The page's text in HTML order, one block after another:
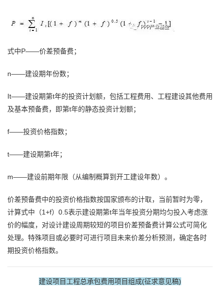
式中P——价差预备费；
n——建设期年份数；
It——建设期第t年的投资计划额，包括工程费用、工程建设其他费用
及基本预备费，即第t年的静态投资计划额；
f——投资价格指数；
t——建设期第t年；
m——建设前期年限（从编制概算到开工建设年数）。
价差预备费中的投资价格指数按国家颁布的计取，当前暂时为零，
计算式中（1+f）0.5表示建设期第t年当年投资分期均匀投入考虑涨
价的幅度，对设计建设周期较短的项目价差预备费计算公式可简化
处理。特殊项目或必要时可进行项目未来价差分析预测，确定各时
期投资价格指数。
建设项目工程总承包费用项目组成(征求意见稿)